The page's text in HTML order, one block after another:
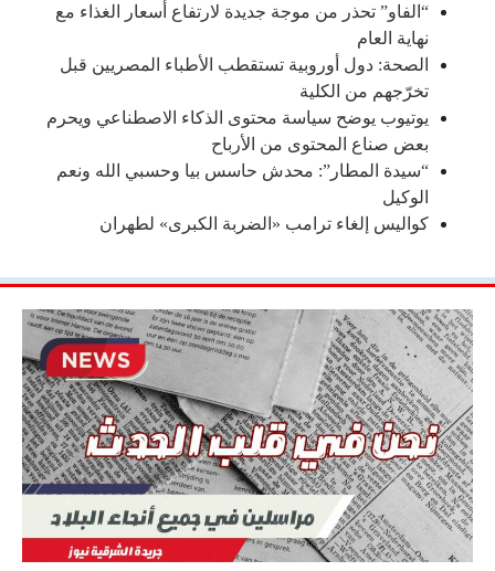
“الفاو” تحذر من موجة جديدة لارتفاع أسعار الغذاء مع
نهاية العام
الصحة: دول أوروبية تستقطب الأطباء المصريين قبل
تخرّجهم من الكلية
يوتيوب يوضح سياسة محتوى الذكاء الاصطناعي ويحرم
بعض صناع المحتوى من الأرباح
“سيدة المطار”: محدش حاسس بيا وحسبي الله ونعم
الوكيل
كواليس إلغاء ترامب «الضربة الكبرى» لطهران